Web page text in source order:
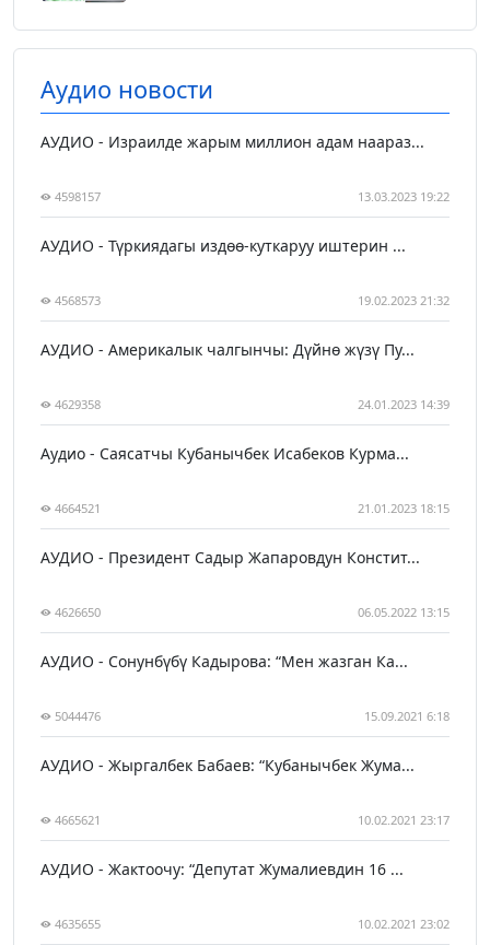
Аудио новости
АУДИО - Израилде жарым миллион адам наараз...
4598157 13.03.2023 19:22
АУДИО - Түркиядагы издөө-куткаруу иштерин ...
4568573 19.02.2023 21:32
АУДИО - Америкалык чалгынчы: Дүйнө жүзү Пу...
4629358 24.01.2023 14:39
Аудио - Саясатчы Кубанычбек Исабеков Курма...
4664521 21.01.2023 18:15
АУДИО - Президент Садыр Жапаровдун Констит...
4626650 06.05.2022 13:15
АУДИО - Сонунбүбү Кадырова: “Мен жазган Ка...
5044476 15.09.2021 6:18
АУДИО - Жыргалбек Бабаев: “Кубанычбек Жума...
4665621 10.02.2021 23:17
АУДИО - Жактоочу: “Депутат Жумалиевдин 16 ...
4635655 10.02.2021 23:02